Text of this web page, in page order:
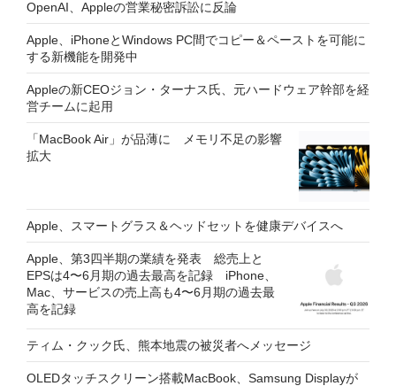
OpenAI、Appleの営業秘密訴訟に反論
Apple、iPhoneとWindows PC間でコピー＆ペーストを可能に
する新機能を開発中
Appleの新CEOジョン・ターナス氏、元ハードウェア幹部を経
営チームに起用
「MacBook Air」が品薄に メモリ不足の影響
拡大
Apple、スマートグラス＆ヘッドセットを健康デバイスへ
Apple、第3四半期の業績を発表 総売上と
EPSは4〜6月期の過去最高を記録 iPhone、
Mac、サービスの売上高も4〜6月期の過去最
高を記録
ティム・クック氏、熊本地震の被災者へメッセージ
OLEDタッチスクリーン搭載MacBook、Samsung Displayが